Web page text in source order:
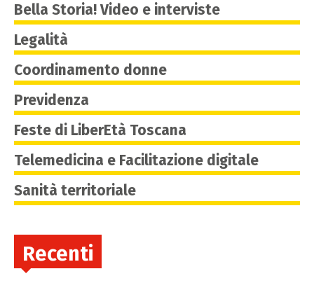
Bella Storia! Video e interviste
Legalità
Coordinamento donne
Previdenza
Feste di LiberEtà Toscana
Telemedicina e Facilitazione digitale
Sanità territoriale
Recenti